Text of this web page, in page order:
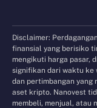
Disclaimer:
finansial yang berisiko
mengikuti harga pasar,
signifikan dari waktu ke
dan pertimbangan yang
aset kripto. Nanovest
membeli, menjual, atau